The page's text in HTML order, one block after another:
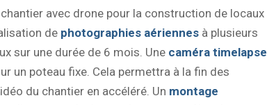
avec drone pour la construction de locaux
de photographies aériennes à plusieurs
sur une durée de 6 mois. Une caméra timelapse
un poteau fixe. Cela permettra à la fin des
du chantier en accéléré. Un montage